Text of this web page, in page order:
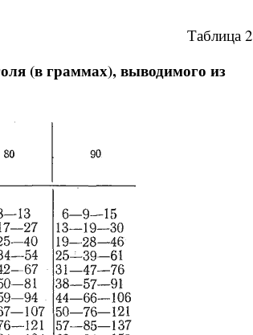
Таблица 2
(в граммах), выводимого из